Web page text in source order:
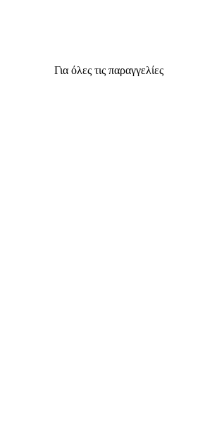
Για όλες τις παραγγελίες